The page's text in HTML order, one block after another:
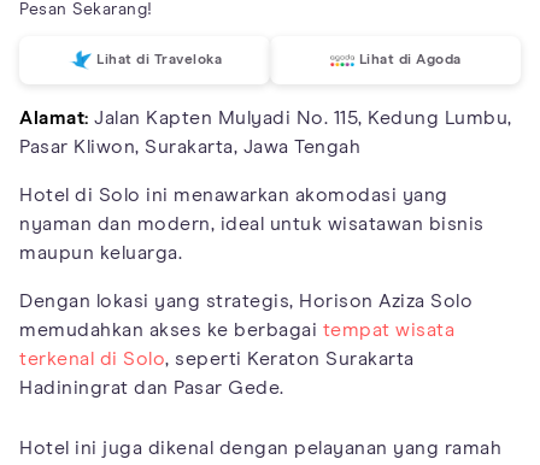
Pesan Sekarang!
Lihat di Traveloka Lihat di Agoda
Alamat: Jalan Kapten Mulyadi No. 115, Kedung Lumbu,
Pasar Kliwon, Surakarta, Jawa Tengah
Hotel di Solo ini menawarkan akomodasi yang
nyaman dan modern, ideal untuk wisatawan bisnis
maupun keluarga.
Dengan lokasi yang strategis, Horison Aziza Solo
memudahkan akses ke berbagai tempat wisata
terkenal di Solo, seperti Keraton Surakarta
Hadiningrat dan Pasar Gede.
Hotel ini juga dikenal dengan pelayanan yang ramah